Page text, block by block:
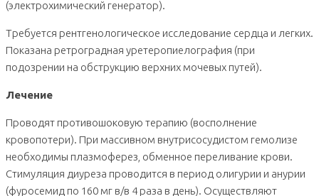
(электрохимический генератор).
Требуется рентгенологическое исследование сердца и легких.
Показана ретроградная уретеропиелография (при
подозрении на обструкцию верхних мочевых путей).
Лечение
Проводят противошоковую терапию (восполнение
кровопотери). При массивном внутрисосудистом гемолизе
необходимы плазмоферез, обменное переливание крови.
Стимуляция диуреза проводится в период олигурии и анурии
(фуросемид по 160 мг в/в 4 раза в день). Осуществляют